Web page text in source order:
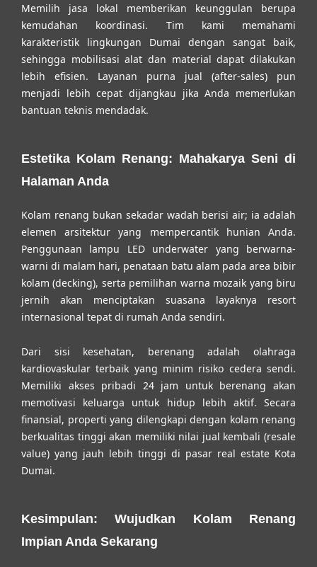
Memilih jasa lokal memberikan keunggulan berupa
kemudahan koordinasi. Tim kami memahami
karakteristik lingkungan Dumai dengan sangat baik,
sehingga mobilisasi alat dan material dapat dilakukan
lebih efisien. Layanan purna jual (after-sales) pun
menjadi lebih cepat dijangkau jika Anda memerlukan
bantuan teknis mendadak.
Estetika Kolam Renang: Mahakarya Seni di
Halaman Anda
Kolam renang bukan sekadar wadah berisi air; ia adalah
elemen arsitektur yang mempercantik hunian Anda.
Penggunaan lampu LED underwater yang berwarna-
warni di malam hari, penataan batu alam pada area bibir
kolam (decking), serta pemilihan warna mozaik yang biru
jernih akan menciptakan suasana layaknya resort
internasional tepat di rumah Anda sendiri.
Dari sisi kesehatan, berenang adalah olahraga
kardiovaskular terbaik yang minim risiko cedera sendi.
Memiliki akses pribadi 24 jam untuk berenang akan
memotivasi keluarga untuk hidup lebih aktif. Secara
finansial, properti yang dilengkapi dengan kolam renang
berkualitas tinggi akan memiliki nilai jual kembali (resale
value) yang jauh lebih tinggi di pasar real estate Kota
Dumai.
Kesimpulan: Wujudkan Kolam Renang
Impian Anda Sekarang